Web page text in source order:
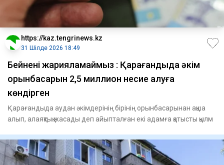
https://kaz.tengrinews.kz
31 Шілде 2026 18:49
Бейнені жарияламаймыз : Қарағандыда әкім
орынбасарын 2,5 миллион несие алуға
көндірген
Қарағандыда аудан әкімдерінің бірінің орынбасарынан ақша
алып, алаяқтық жасады деп айыпталған екі адамға қатысты қылм